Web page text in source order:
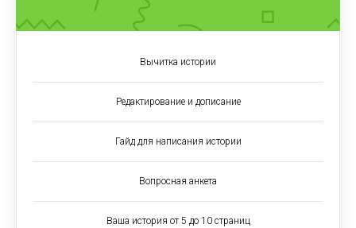
Вычитка истории
Редактирование и дописание
Гайд для написания истории
Вопросная анкета
Ваша история от 5 до 10 страниц